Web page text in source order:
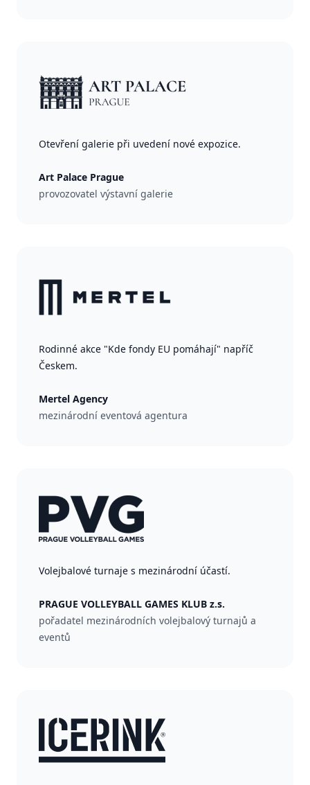
Otevření galerie při uvedení nové expozice.
Art Palace Prague
provozovatel výstavní galerie
Rodinné akce "Kde fondy EU pomáhají" napříč
Českem.
Mertel Agency
mezinárodní eventová agentura
Volejbalové turnaje s mezinárodní účastí.
PRAGUE VOLLEYBALL GAMES KLUB z.s.
pořadatel mezinárodních volejbalový turnajů a
eventů